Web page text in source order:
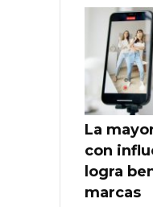
La
con
logra
marcas